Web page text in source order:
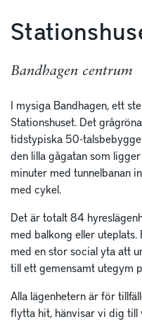
Bandhagen centrum
I mysiga Bandhagen, ett
Stationshuset. Det
tidstypiska 50-
den lilla gågatan som
minuter med tunnelbanan
med cykel.
Det är totalt 84
med balkong eller
med en stor social yta att
till ett gemensamt utegym
Alla lägenhetern är för
flytta hit, hänvisar vi dig till